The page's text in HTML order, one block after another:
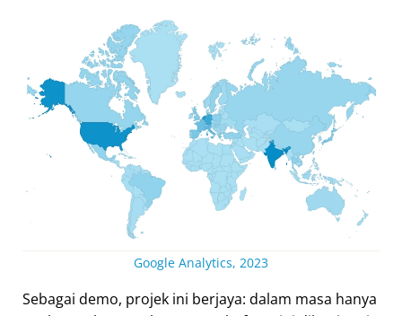
Google Analytics, 2023
Sebagai demo, projek ini berjaya: dalam masa hanya